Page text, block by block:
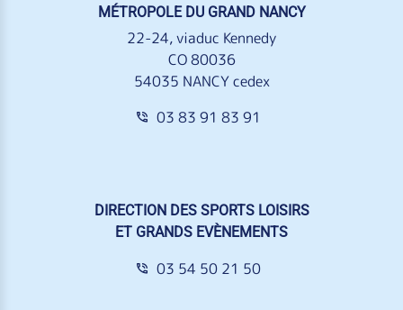
MÉTROPOLE DU GRAND NANCY
22-24, viaduc Kennedy
CO 80036
54035 NANCY cedex
03 83 91 83 91
DIRECTION DES SPORTS LOISIRS
ET GRANDS EVÈNEMENTS
03 54 50 21 50